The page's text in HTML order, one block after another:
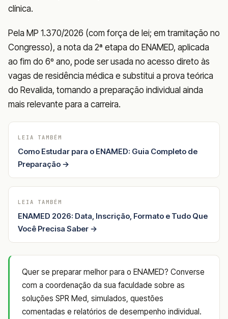
clínica.
Pela MP 1.370/2026 (com força de lei; em tramitação no
Congresso), a nota da 2ª etapa do ENAMED, aplicada
ao fim do 6º ano, pode ser usada no acesso direto às
vagas de residência médica e substitui a prova teórica
do Revalida, tornando a preparação individual ainda
mais relevante para a carreira.
LEIA TAMBÉM
Como Estudar para o ENAMED: Guia Completo de
Preparação →
LEIA TAMBÉM
ENAMED 2026: Data, Inscrição, Formato e Tudo Que
Você Precisa Saber →
Quer se preparar melhor para o ENAMED? Converse
com a coordenação da sua faculdade sobre as
soluções SPR Med, simulados, questões
comentadas e relatórios de desempenho individual.